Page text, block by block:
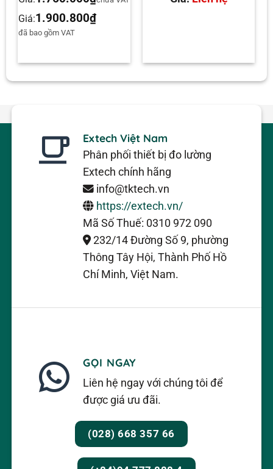
Giá:1.900.800₫
đã bao gồm VAT
Extech Việt Nam
Phân phối thiết bị đo lường
Extech chính hãng
info@tktech.vn
https://extech.vn/
Mã Số Thuế: 0310 972 090
232/14 Đường Số 9, phường
Thông Tây Hội, Thành Phố Hồ
Chí Minh, Việt Nam.
GỌI NGAY
Liên hệ ngay với chúng tôi để
được giá ưu đãi.
(028) 668 357 66